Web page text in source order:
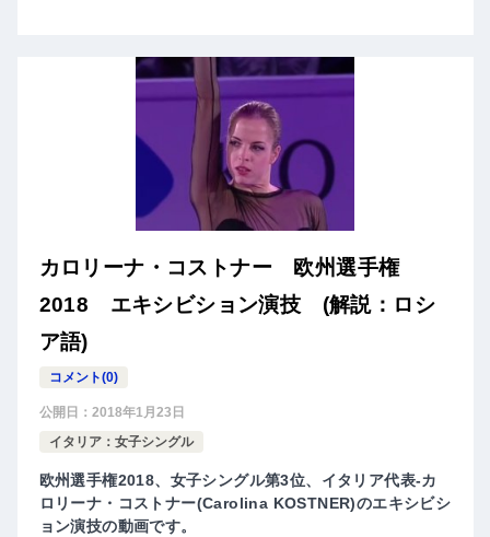
カロリーナ・コストナー 欧州選手権
2018 エキシビション演技 (解説：ロシ
ア語)
コメント(0)
公開日： 2018年1月23日
イタリア：女子シングル
欧州選手権2018、女子シングル第3位、イタリア代表-カ
ロリーナ・コストナー(Carolina KOSTNER)のエキシビシ
ョン演技の動画です。